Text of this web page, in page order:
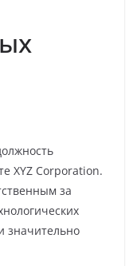
XYZ Corporation.
за
значительно